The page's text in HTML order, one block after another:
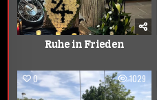
Ruhe in Frieden
0 1029